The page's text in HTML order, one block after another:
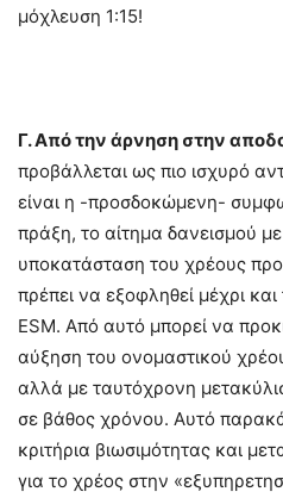
μόχλευση 1:15!
Γ. Από την άρνηση στην
προβάλλεται ως πιο ισχυρό
είναι η -προσδοκώμενη-
πράξη, το αίτημα δανεισμού με
υποκατάσταση του χρέους
πρέπει να εξοφληθεί μέχρι
ESM. Από αυτό μπορεί να
αύξηση του ονομαστικού
αλλά με ταυτόχρονη
σε βάθος χρόνου. Αυτό
κριτήρια βιωσιμότητας και
για το χρέος στην